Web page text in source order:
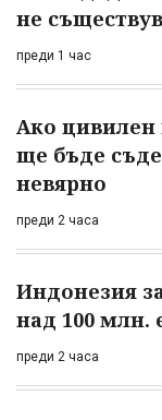
не
преди 1 час
Ако цивилен
ще бъде
невярно
преди 2 часа
Индонезия
над 100 млн.
преди 2 часа